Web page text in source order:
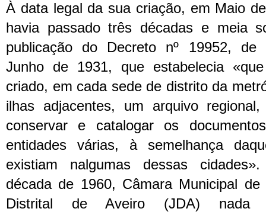
À data legal da sua criação, em Maio
havia passado três décadas e meia
publicação do Decreto nº 19952, de
Junho de 1931, que estabelecia
criado, em cada sede de distrito da
ilhas adjacentes, um arquivo
conservar e catalogar os
entidades várias, à semelhança
existiam nalgumas dessas
década de 1960, Câmara Municipal
Distrital de Aveiro (JDA) nada